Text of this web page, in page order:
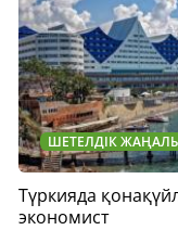
ШЕТЕЛДІК
Түркияда
экономист